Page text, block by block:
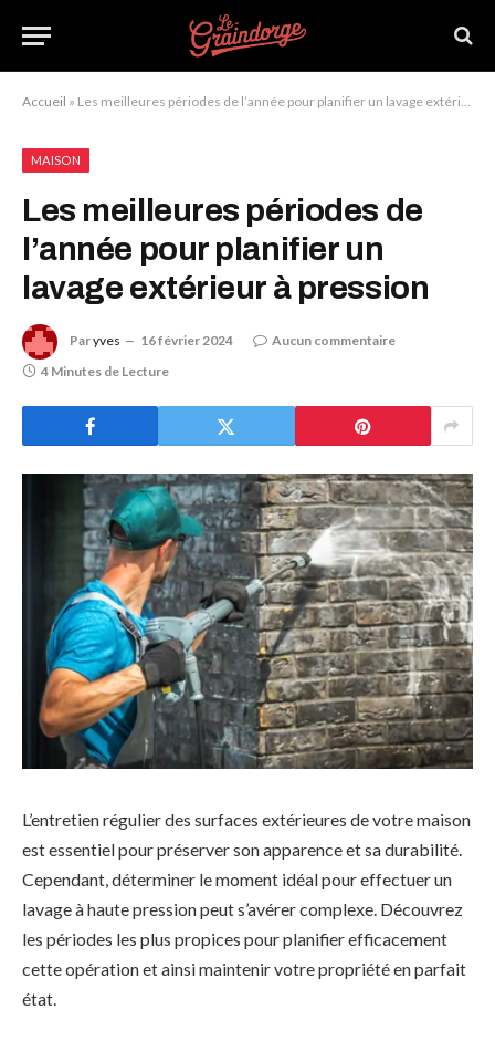
Accueil » Les meilleures périodes de l’année pour planifier un lavage extérieur à pression
MAISON
Les meilleures périodes de
l’année pour planifier un
lavage extérieur à pression
Paryves 16 février 2024
Aucun commentaire
4 Minutes de Lecture
L’entretien régulier des surfaces extérieures de votre maison
est essentiel pour préserver son apparence et sa durabilité.
Cependant, déterminer le moment idéal pour effectuer un
lavage à haute pression peut s’avérer complexe. Découvrez
les périodes les plus propices pour planifier efficacement
cette opération et ainsi maintenir votre propriété en parfait
état.